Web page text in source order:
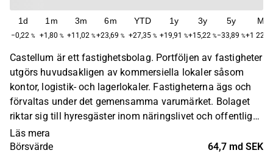
1d
−0,22 %
1m
+1,80 %
3m
+11,02 %
6m
+23,69 %
YTD
+27,35 %
1y
+19,91 %
3y
+15,22 %
5y
−33,89 %+1
Castellum är ett fastighetsbolag. Portföljen av fastigheter
utgörs huvudsakligen av kommersiella lokaler såsom
kontor, logistik- och lagerlokaler. Fastigheterna ägs och
förvaltas under det gemensamma varumärket. Bolaget
riktar sig till hyresgäster inom näringslivet och offentlig
sektor och har huvudsakligen sin verksamhet inom
norden. Castellums huvudkontor ligger i Göteborg.
Läs mera
Börsvärde
64,7 md SEK